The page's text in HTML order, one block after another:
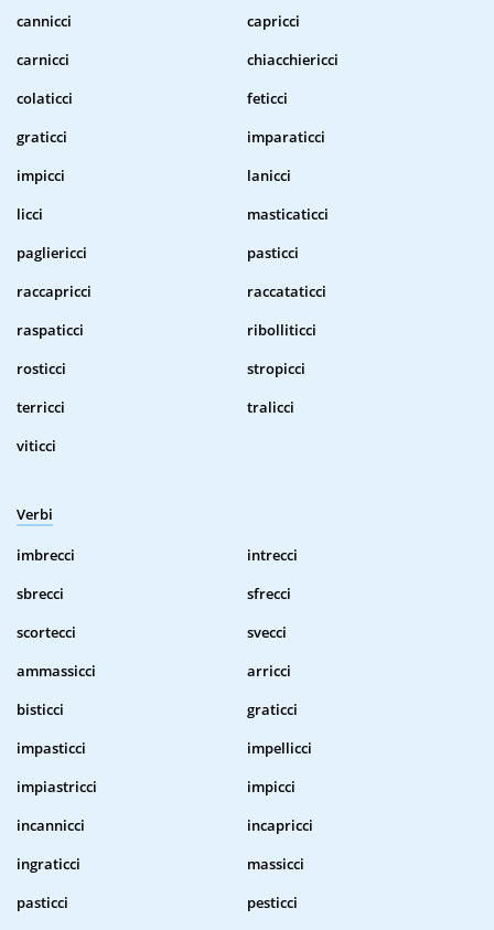
cannicci
capricci
carnicci
chiacchiericci
colaticci
feticci
graticci
imparaticci
impicci
lanicci
licci
masticaticci
pagliericci
pasticci
raccapricci
raccataticci
raspaticci
ribolliticci
rosticci
stropicci
terricci
tralicci
viticci
Verbi
imbrecci
intrecci
sbrecci
sfrecci
scortecci
svecci
ammassicci
arricci
bisticci
graticci
impasticci
impellicci
impiastricci
impicci
incannicci
incapricci
ingraticci
massicci
pasticci
pesticci